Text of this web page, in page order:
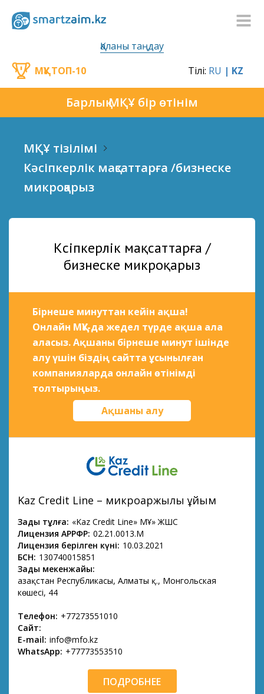
Қаланы таңдау
Барлық МҚҰ бір өтінім
МҚҰ ТОП-10 Тілі: RU | KZ
МҚҰ тізілімі
Кәсіпкерлік мақсаттарға /бизнеске
микроқарыз
Кәсіпкерлік мақсаттарға /
бизнеске микроқарыз
Бірнеше минуттан кейін ақша!
Онлайн МҚҰ-да жедел түрде ақша ала
аласыз. Ақшаны бірнеше минут ішінде
алу үшін біздің сайтта ұсынылған
компанияларда онлайн өтінімді
толтырыңыз.
Ақшаны алу
Kaz Credit Line – микроқаржылық ұйым
Заңды тұлға: «Kaz Credit Line» МҚҰ» ЖШС
Лицензия АРРФР: 02.21.0013.M
Лицензия берілген күні: 10.03.2021
БСН: 130740015851
Заңды мекенжайы:
Қазақстан Республикасы, Алматы қ., Монгольская
көшесі, 44
Телефон: +77273551010
Сайт:
E-mail: info@mfo.kz
WhatsApp: +77773553510
ПОДРОБНЕЕ